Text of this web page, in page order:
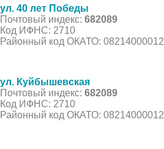
ул. 40 лет Победы
Почтовый индекс: 682089
Код ИФНС: 2710
Районный код ОКАТО: 08214000012
ул. Куйбышевская
Почтовый индекс: 682089
Код ИФНС: 2710
Районный код ОКАТО: 08214000012